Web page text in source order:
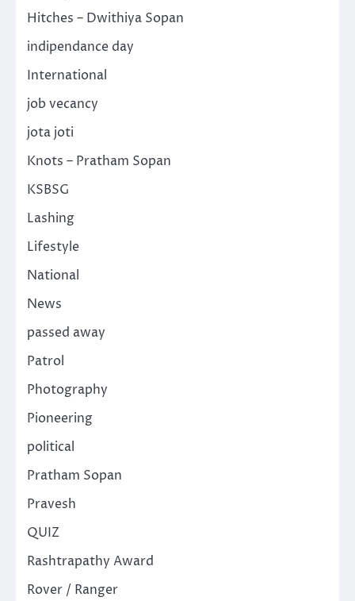
Hitches – Dwithiya Sopan
indipendance day
International
job vecancy
jota joti
Knots – Pratham Sopan
KSBSG
Lashing
Lifestyle
National
News
passed away
Patrol
Photography
Pioneering
political
Pratham Sopan
Pravesh
QUIZ
Rashtrapathy Award
Rover / Ranger